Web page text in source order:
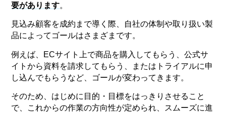
要があります。
見込み顧客を成約まで導く際、自社の体制や取り扱い製
品によってゴールはさまざまです。
例えば、ECサイト上で商品を購入してもらう、公式サ
イトから資料を請求してもらう、またはトライアルに申
し込んでもらうなど、ゴールが変わってきます。
そのため、はじめに目的・目標をはっきりさせること
で、これからの作業の方向性が定められ、スムーズに進